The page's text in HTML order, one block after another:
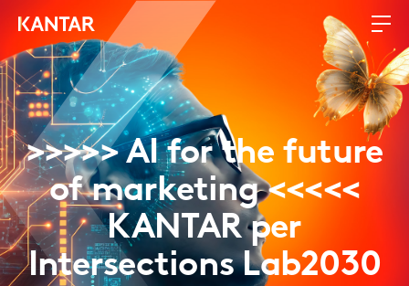
>>>>> AI for the future
of marketing <<<<<
KANTAR per
Intersections Lab2030